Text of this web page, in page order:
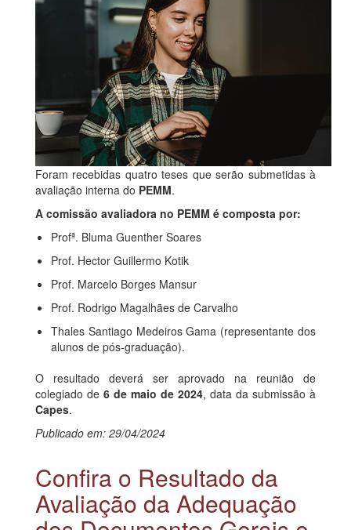
Foram recebidas quatro teses que serão submetidas à
avaliação interna do PEMM.
A comissão avaliadora no PEMM é composta por:
Profª. Bluma Guenther Soares
Prof. Hector Guillermo Kotik
Prof. Marcelo Borges Mansur
Prof. Rodrigo Magalhães de Carvalho
Thales Santiago Medeiros Gama (representante dos
alunos de pós-graduação).
O resultado deverá ser aprovado na reunião de
colegiado de 6 de maio de 2024, data da submissão à
Capes.
Publicado em: 29/04/2024
Confira o Resultado da
Avaliação da Adequação